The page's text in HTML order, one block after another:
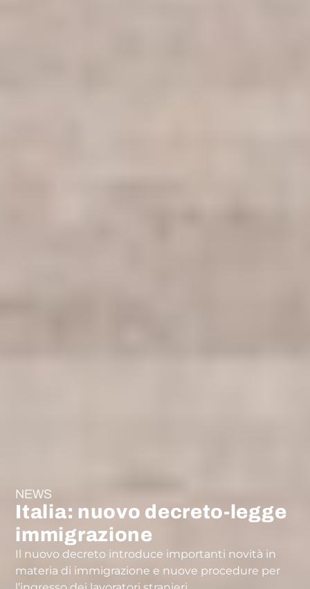
NEWS
Italia: nuovo decreto-legge
immigrazione
Il nuovo decreto introduce importanti novità in
materia di immigrazione e nuove procedure per